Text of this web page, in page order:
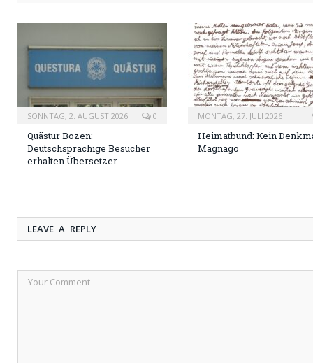
SONNTAG, 2. AUGUST 2026 0
Quästur Bozen:
Deutschsprachige Besucher
erhalten Übersetzer
MONTAG, 27. JULI 2026
Heimatbund: Kein
Magnago
LEAVE A REPLY